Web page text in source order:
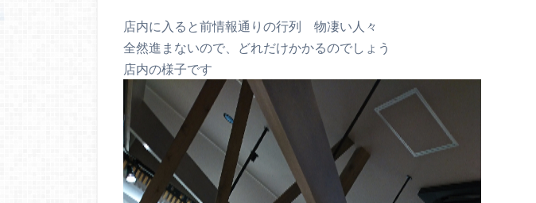
店内に入ると前情報通りの行列 物凄い人々
全然進まないので、どれだけかかるのでしょう
店内の様子です